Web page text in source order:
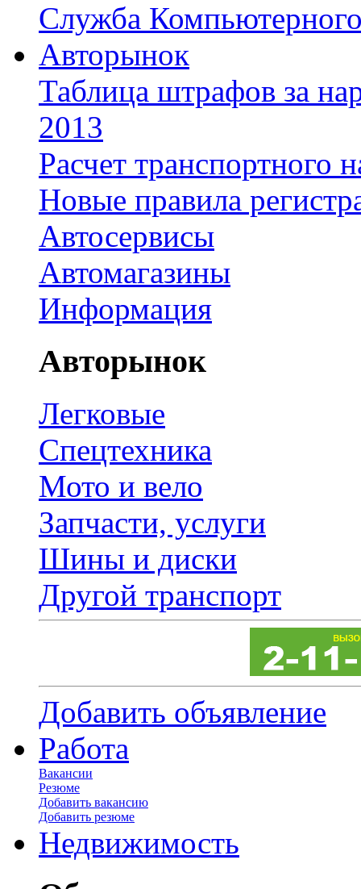
Служба
Авторынок
Таблица штрафов за
2013
Расчет транспортного
Новые правила
Автосервисы
Автомагазины
Информация
Авторынок
Легковые
Спецтехника
Мото и вело
Запчасти, услуги
Шины и диски
Другой транспорт
Добавить объявление
Работа
Вакансии
Резюме
Добавить вакансию
Добавить резюме
Недвижимость